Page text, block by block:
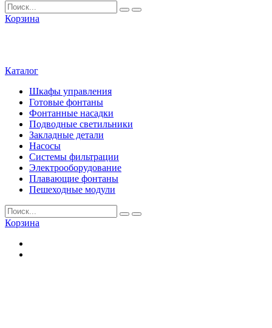
Корзина
Каталог
Шкафы управления
Готовые фонтаны
Фонтанные насадки
Подводные светильники
Закладные детали
Насосы
Системы фильтрации
Электрооборудование
Плавающие фонтаны
Пешеходные модули
Корзина